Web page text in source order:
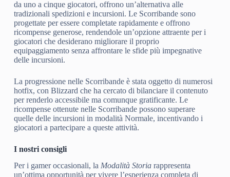
da uno a cinque giocatori, offrono un’alternativa alle
tradizionali spedizioni e incursioni. Le Scorribande sono
progettate per essere completate rapidamente e offrono
ricompense generose, rendendole un’opzione attraente per i
giocatori che desiderano migliorare il proprio
equipaggiamento senza affrontare le sfide più impegnative
delle incursioni.
La progressione nelle Scorribande è stata oggetto di numerosi
hotfix, con Blizzard che ha cercato di bilanciare il contenuto
per renderlo accessibile ma comunque gratificante. Le
ricompense ottenute nelle Scorribande possono superare
quelle delle incursioni in modalità Normale, incentivando i
giocatori a partecipare a queste attività.
I nostri consigli
Per i gamer occasionali, la Modalità Storiarappresenta
un’ottima opportunità per vivere l’esperienza completa di